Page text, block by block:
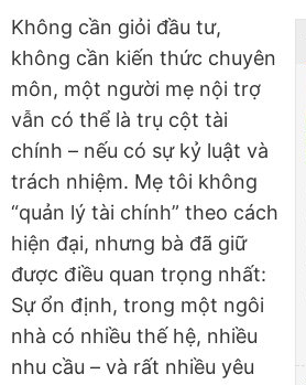
Không cần giỏi đầu tư,
không cần kiến thức chuyên
môn, một người mẹ nội trợ
vẫn có thể là trụ cột tài
chính – nếu có sự kỷ luật và
trách nhiệm. Mẹ tôi không
“quản lý tài chính” theo cách
hiện đại, nhưng bà đã giữ
được điều quan trọng nhất:
Sự ổn định, trong một ngôi
nhà có nhiều thế hệ, nhiều
nhu cầu – và rất nhiều yêu